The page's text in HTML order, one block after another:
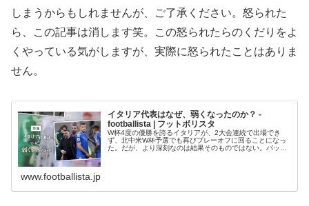
しまうからもしれませんが、ご了承ください。怒られた
ら、この記事は消します笑。この怒られたらのくだりをよ
くやっている気がしますが、実際に怒られたことはありま
せん。
イタリア代表はなぜ、弱くなったのか？ -
footballista | フットボリスタ
W杯4度の優勝を誇るイタリアが、2大会連続で出場でき
ず、北中米W杯予選でも再びプレーオフに回ることになっ
た。だが、より深刻なのは結果そのものではない。バッジ
www.footballista.jp